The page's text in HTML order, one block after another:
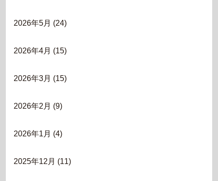
2026年5月 (24)
2026年4月 (15)
2026年3月 (15)
2026年2月 (9)
2026年1月 (4)
2025年12月 (11)